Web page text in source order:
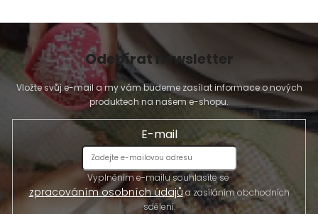
Odebírat newsletter
Vložte svůj e-mail a my vám budeme zasílat informace o nových
produktech na našem e-shopu.
E-mail
Vyplněním e-mailu souhlasíte se
zpracováním osobních údajůa zasíláním obchodních
sdělení.